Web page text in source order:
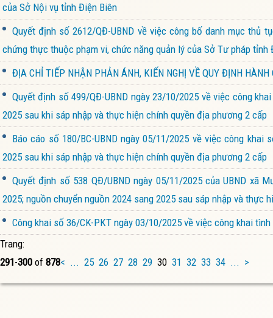
của Sở Nội vụ tỉnh Điện Biên
Quyết định số 2612/QĐ-UBND về việc công bố danh mục
chứng thực thuộc phạm vi, chức năng quản lý của Sở Tư pháp tỉnh
ĐỊA CHỈ TIẾP NHẬN PHẢN ÁNH, KIẾN NGHỊ VỀ QUY ĐỊNH HÀNH
Quyết định số 499/QĐ-UBND ngày 23/10/2025 về việc công
2025 sau khi sáp nhập và thực hiện chính quyền địa phương 2 cấp
Báo cáo số 180/BC-UBND ngày 05/11/2025 về việc công
2025 sau khi sáp nhập và thực hiện chính quyền địa phương 2 cấp
Quyết định số 538 QĐ/UBND ngày 05/11/2025 của UBND xã
2025; nguồn chuyển nguồn 2024 sang 2025 sau sáp nhập và thực
Công khai số 36/CK-PKT ngày 03/10/2025 về việc công khai
Trang:
291-300 of 878< ... 25 26 27 28 29 30 31 32 33 34 ... >